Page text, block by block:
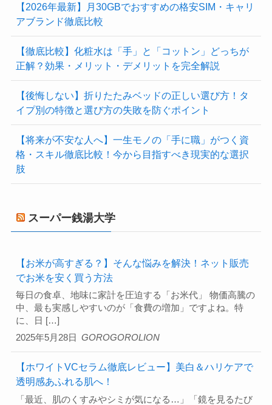
【2026年最新】月30GBでおすすめの格安SIM・キャリ
アブランド徹底比較
【徹底比較】化粧水は「手」と「コットン」どっちが
正解？効果・メリット・デメリットを完全解説
【後悔しない】折りたたみベッドの正しい選び方！タ
イプ別の特徴と選び方の失敗を防ぐポイント
【将来が不安な人へ】一生モノの「手に職」がつく資
格・スキル徹底比較！今から目指すべき現実的な選択
肢
スーパー銭湯大学
【お米が高すぎる？】そんな悩みを解決！ネット販売
でお米を安く買う方法
2025年5月28日
毎日の食卓、地味に家計を圧迫する「お米代」 物価高騰の
中、最も実感しやすいのが「食費の増加」ですよね。特
に、日 […]
GOROGOROLION
【ホワイトVCセラム徹底レビュー】美白＆ハリケアで
透明感あふれる肌へ！
「最近、肌のくすみやシミが気になる…」「鏡を見るたび